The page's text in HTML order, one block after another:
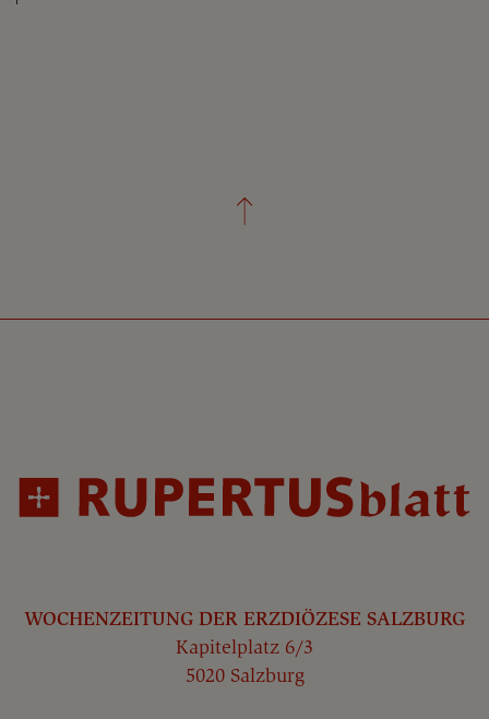
WOCHENZEITUNG DER ERZDIÖZESE SALZBURG
Kapitelplatz 6/3
5020 Salzburg